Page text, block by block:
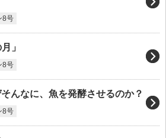
8号
」
8号
んなに、魚を発酵させるのか？
8号